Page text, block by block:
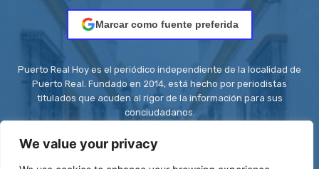
We value your privacy
Marcar como fuente preferida
Puerto Real Hoy es el periódico independiente de la localidad de
Puerto Real. Fundado en 2014, está hecho por periodistas
titulados que acuden al rigor de la información para sus
conciudadanos.
Contacto: redaccion@puertorealhoy.es